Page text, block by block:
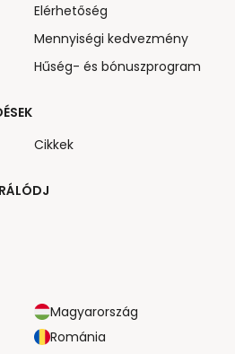
Magyarország
Románia
Elérhetőség
Mennyiségi kedvezmény
Hűség- és bónuszprogram
Cikkek